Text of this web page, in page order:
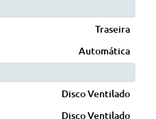
Traseira
Automática
Disco Ventilado
Disco Ventilado